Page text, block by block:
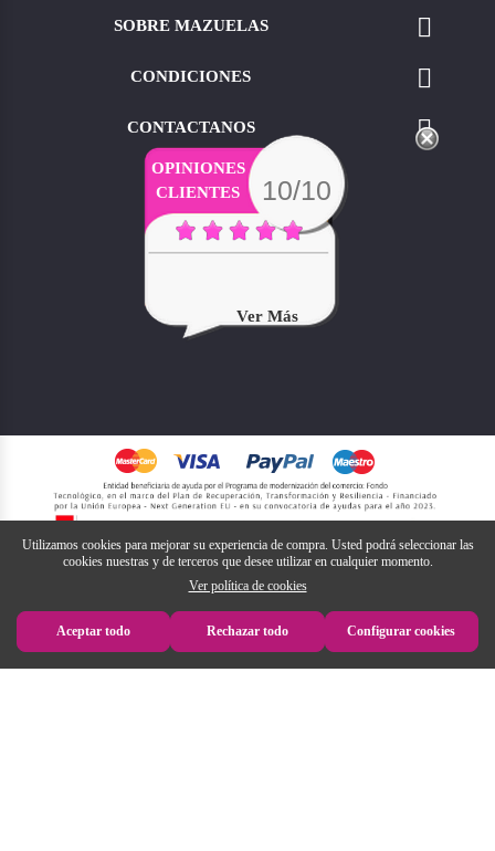
SOBRE MAZUELAS 
CONDICIONES 
CONTACTANOS 
OPINIONES
CLIENTES
10/10
Ver Más
Utilizamos cookies para mejorar su experiencia de compra. Usted podrá seleccionar las
cookies nuestras y de terceros que desee utilizar en cualquier momento.
Ver política de cookies
Aceptar todo Rechazar todo Configurar cookies